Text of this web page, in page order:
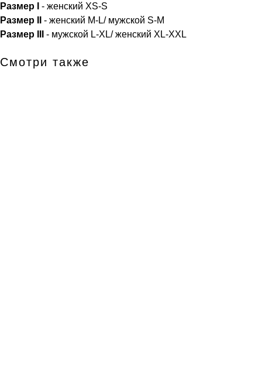
Размер I - женский XS-S
Размер II - женский M-L/ мужской S-M
Размер III
- мужской L-XL/ женский XL-XXL
Смотри также